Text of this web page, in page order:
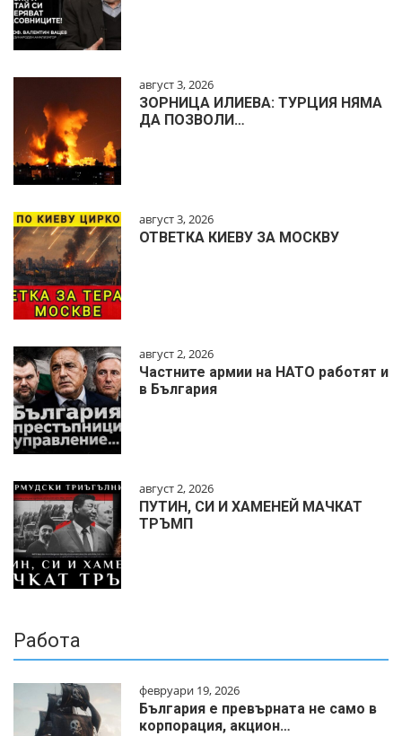
август 3, 2026
ЗОРНИЦА ИЛИЕВА: ТУРЦИЯ НЯМА
ДА ПОЗВОЛИ…
август 3, 2026
ОТВЕТКА КИЕВУ ЗА МОСКВУ
август 2, 2026
Частните армии на НАТО работят и
в България
август 2, 2026
ПУТИН, СИ И ХАМЕНЕЙ МАЧКАТ
ТРЪМП
Работа
февруари 19, 2026
България е превърната не само в
корпорация, акцион…